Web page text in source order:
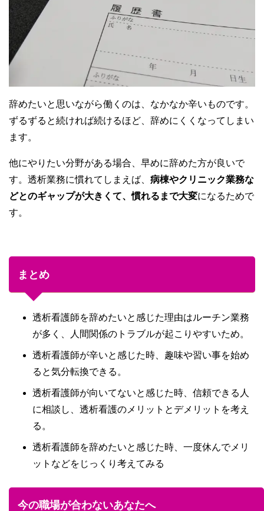
辞めたいと思いながら働くのは、なかなか辛いものです。
ずるずると続ければ続けるほど、辞めにくくなってしまい
ます。
他にやりたい分野がある場合、早めに辞めた方が良いで
す。透析業務に慣れてしまえば、 病棟やクリニック業務な
どとのギャップが大きくて、慣れるまで大変になるためで
す。
まとめ
透析看護師を辞めたいと感じた理由はルーチン業務
が多く、人間関係のトラブルが起こりやすいため。
透析看護師が辛いと感じた時、趣味や習い事を始め
ると気分転換できる。
透析看護師が向いてないと感じた時、信頼できる人
に相談し、透析看護のメリットとデメリットを考え
る。
透析看護師を辞めたいと感じた時、一度休んでメリ
ットなどをじっくり考えてみる
今の職場が合わないあなたへ